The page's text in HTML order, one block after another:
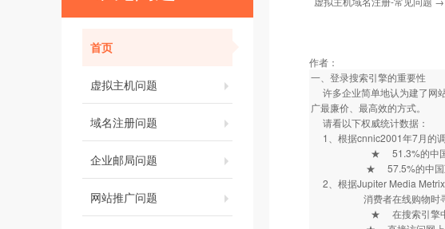
首页
虚拟主机问题
域名注册问题
企业邮局问题
网站推广问题
作者：
一、登录搜索引擎的重要性
许多企业简单地认为建了网
广最廉价、最高效的方式。
请看以下权威统计数据：
1、根据cnnic2001年7月的调
★ 51.3%的中国互联
★ 57.5%的中国互联网
2、根据Jupiter Media Metrix
消费者在线购物时寻找
★ 在搜索引擎中输